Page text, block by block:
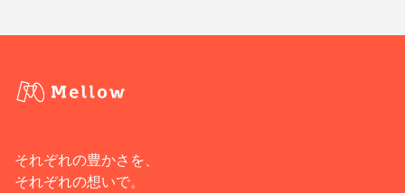
それぞれの豊かさを、
それぞれの想いで。